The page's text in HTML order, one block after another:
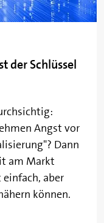
der Schlüssel
Angst vor
Dann
am Markt
aber
können.